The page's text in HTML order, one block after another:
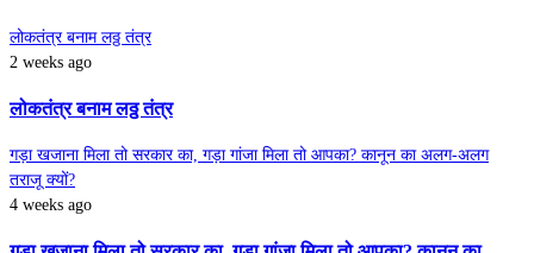
लोकतंत्र बनाम लठ्ठ तंत्र
2 weeks ago
लोकतंत्र बनाम लठ्ठ तंत्र
गड़ा खजाना मिला तो सरकार का, गड़ा गांजा मिला तो आपका? कानून का अलग-अलग
तराजू क्यों?
4 weeks ago